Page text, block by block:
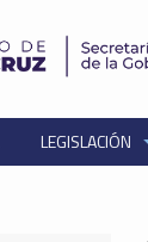
LEGISLACIÓN